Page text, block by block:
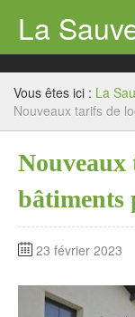
La
Accueil
Mairie
Archives
Agenda 2026
Vous êtes ici : La
Nouveaux tarifs de
Nouveaux
bâtiments
23 février 2023